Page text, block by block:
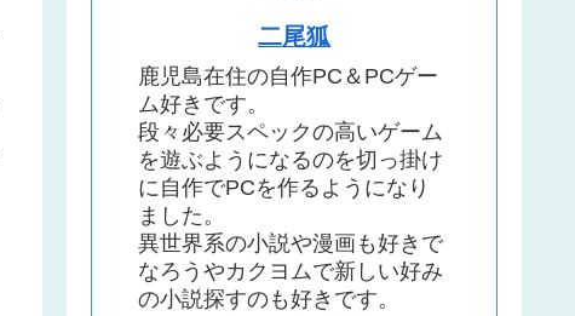
二尾狐
鹿児島在住の自作PC＆PCゲー
ム好きです。
段々必要スペックの高いゲーム
を遊ぶようになるのを切っ掛け
に自作でPCを作るようになり
ました。
異世界系の小説や漫画も好きで
なろうやカクヨムで新しい好み
の小説探すのも好きです。